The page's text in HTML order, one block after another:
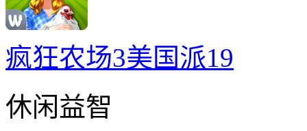
疯狂农场3美国派19
休闲益智